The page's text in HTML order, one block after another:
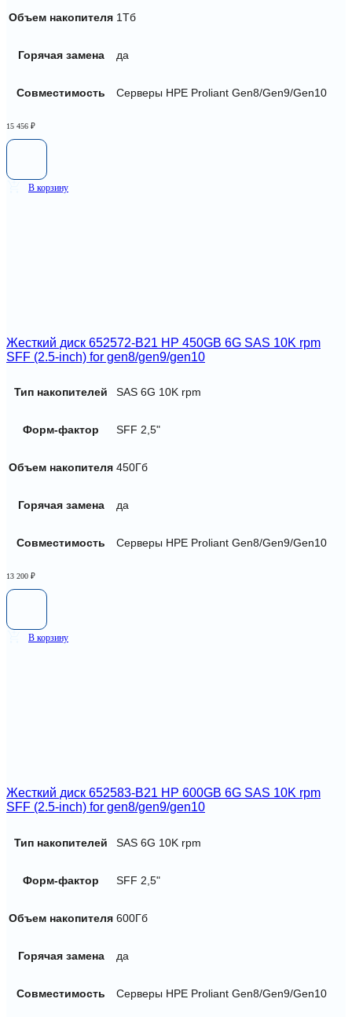
Объем накопителя 1Тб
Горячая замена да
Совместимость Серверы HPE Proliant Gen8/Gen9/Gen10
15 456 ₽
В корзину
Жесткий диск 652572-B21 HP 450GB 6G SAS 10K rpm
SFF (2.5-inch) for gen8/gen9/gen10
Тип накопителей SAS 6G 10K rpm
Форм-фактор SFF 2,5"
Объем накопителя 450Гб
Горячая замена да
Совместимость Серверы HPE Proliant Gen8/Gen9/Gen10
13 200 ₽
В корзину
Жесткий диск 652583-B21 HP 600GB 6G SAS 10K rpm
SFF (2.5-inch) for gen8/gen9/gen10
Тип накопителей SAS 6G 10K rpm
Форм-фактор SFF 2,5"
Объем накопителя 600Гб
Горячая замена да
Совместимость Серверы HPE Proliant Gen8/Gen9/Gen10